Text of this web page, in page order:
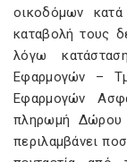
οικοδόμων
καταβολή τους
λόγω
Εφαρμογών –
Εφαρμογών
πληρωμή Δώρου
περιλαμβάνει